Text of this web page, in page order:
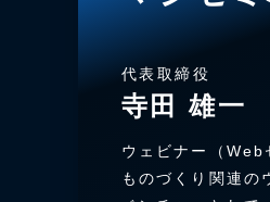
代表取締役
寺田 雄一
ウェビナー（Web
ものづくり関連